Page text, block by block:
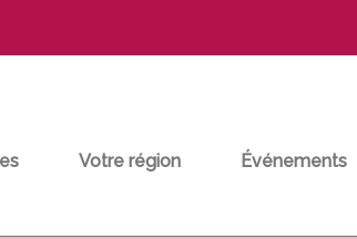
Votre région Événements